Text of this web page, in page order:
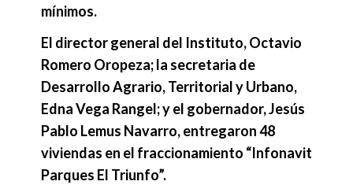
mínimos.
El director general del Instituto, Octavio
Romero Oropeza; la secretaria de
Desarrollo Agrario, Territorial y Urbano,
Edna Vega Rangel; y el gobernador, Jesús
Pablo Lemus Navarro, entregaron 48
viviendas en el fraccionamiento “Infonavit
Parques El Triunfo”.